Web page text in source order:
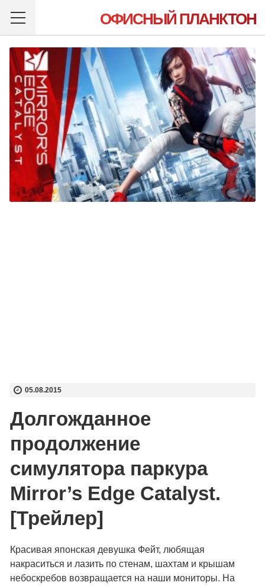
ОФИСНЫЙ ПЛАНКТОН
05.08.2015
Долгожданное
продолжение
симулятора паркура
Mirror’s Edge Catalyst.
[Трейлер]
Красивая японская девушка Фейт, любящая
накраситься и лазить по стенам, шахтам и крышам
небоскребов возвращается на наши мониторы. На